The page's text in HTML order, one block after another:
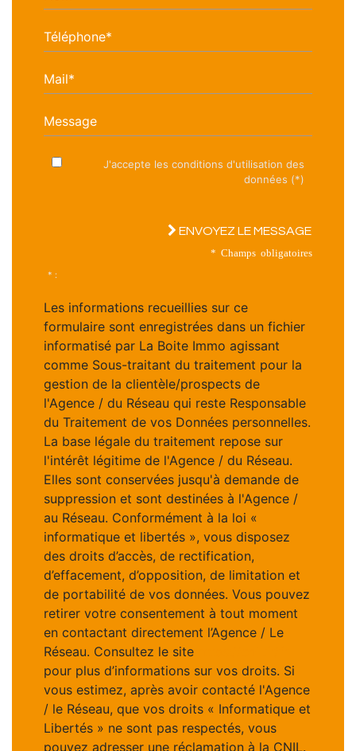
Téléphone*
Mail*
Message
J'accepte les conditions d'utilisation des
données (*)
ENVOYEZ LE MESSAGE
* Champs obligatoires
* :
Les informations recueillies sur ce
formulaire sont enregistrées dans un fichier
informatisé par La Boite Immo agissant
comme Sous-traitant du traitement pour la
gestion de la clientèle/prospects de
l'Agence / du Réseau qui reste Responsable
du Traitement de vos Données personnelles.
La base légale du traitement repose sur
l'intérêt légitime de l'Agence / du Réseau.
Elles sont conservées jusqu'à demande de
suppression et sont destinées à l'Agence /
au Réseau. Conformément à la loi «
informatique et libertés », vous disposez
des droits d’accès, de rectification,
d’effacement, d’opposition, de limitation et
de portabilité de vos données. Vous pouvez
retirer votre consentement à tout moment
en contactant directement l’Agence / Le
Réseau. Consultez le site
pour plus d’informations sur vos droits. Si
vous estimez, après avoir contacté l'Agence
/ le Réseau, que vos droits « Informatique et
Libertés » ne sont pas respectés, vous
pouvez adresser une réclamation à la CNIL.